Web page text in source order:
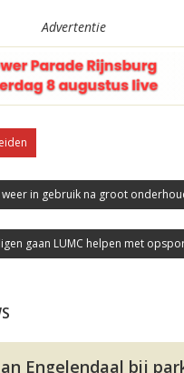
Advertentie
in gebruik na groot
gaan LUMC helpen met
Engelendaal bij